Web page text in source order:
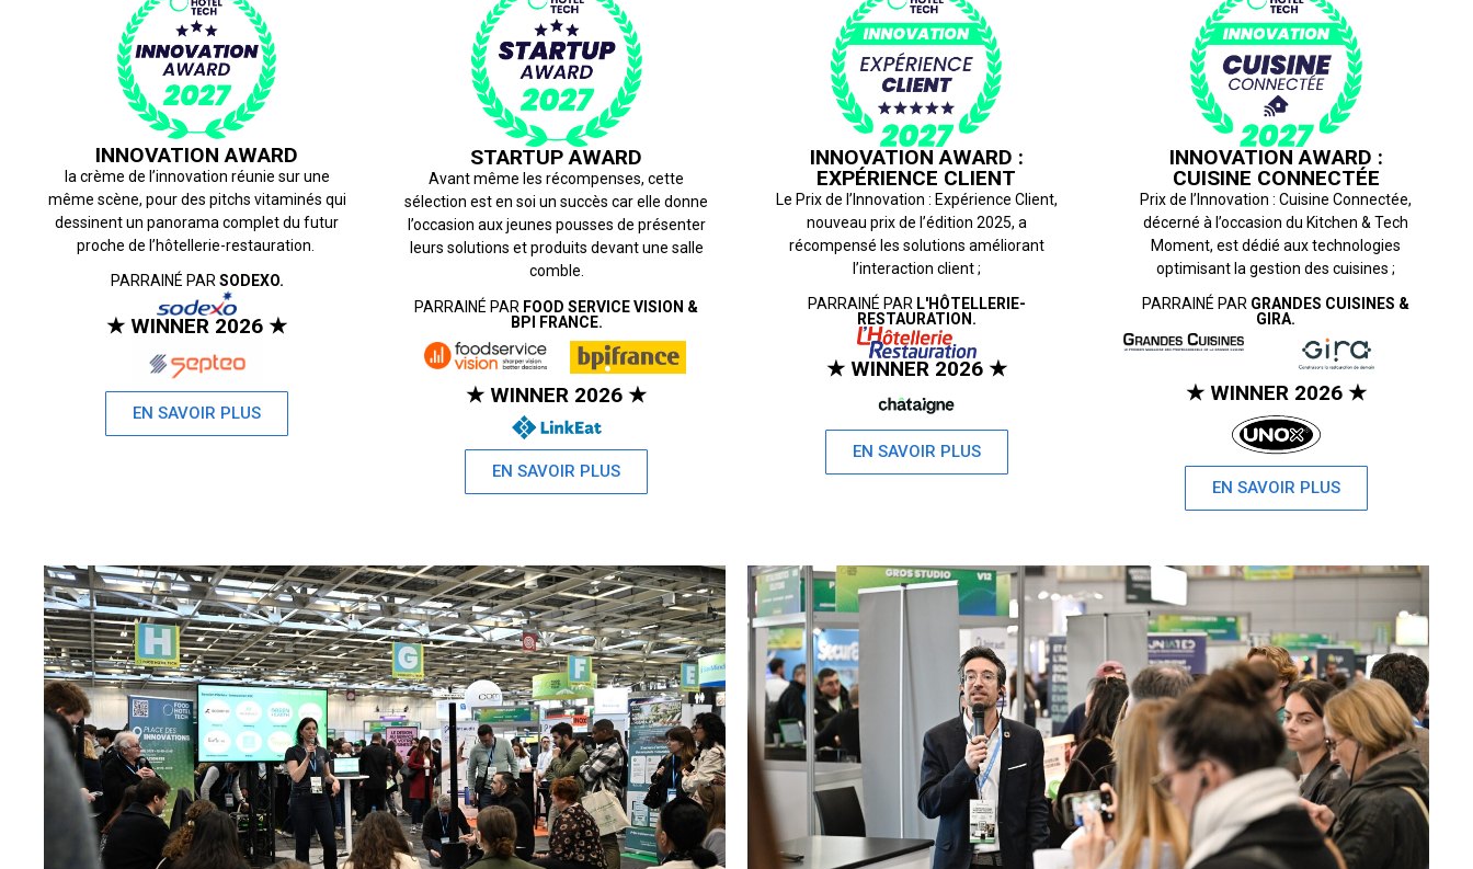
INNOVATION AWARD
la crème de l’innovation réunie sur une
même scène, pour des pitchs vitaminés qui
dessinent un panorama complet du futur
proche de l’hôtellerie-restauration.
PARRAINÉ PAR SODEXO.
★ WINNER 2026 ★
EN SAVOIR PLUS
STARTUP AWARD
Avant même les récompenses, cette
sélection est en soi un succès car elle donne
l’occasion aux jeunes pousses de présenter
leurs solutions et produits devant une salle
comble.
PARRAINÉ PAR FOOD SERVICE VISION &
BPI FRANCE.
★ WINNER 2026 ★
EN SAVOIR PLUS
INNOVATION AWARD :
EXPÉRIENCE CLIENT
Le Prix de l’Innovation : Expérience Client,
nouveau prix de l’édition 2025, a
récompensé les solutions améliorant
l’interaction client ;
PARRAINÉ PAR L'HÔTELLERIE-
RESTAURATION.
★ WINNER 2026 ★
EN SAVOIR PLUS
INNOVATION AWARD :
CUISINE CONNECTÉE
Prix de l’Innovation : Cuisine Connectée,
décerné à l’occasion du Kitchen & Tech
Moment, est dédié aux technologies
optimisant la gestion des cuisines ;
PARRAINÉ PAR GRANDES CUISINES &
GIRA.
★ WINNER 2026 ★
EN SAVOIR PLUS